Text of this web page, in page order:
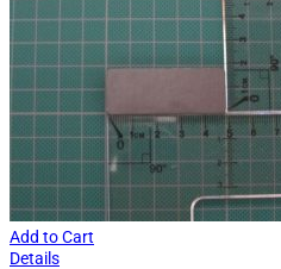
Add to Cart
Details